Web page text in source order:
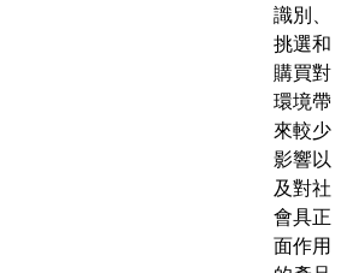
識別、
挑選和
購買對
環境帶
來較少
影響以
及對社
會具正
面作用